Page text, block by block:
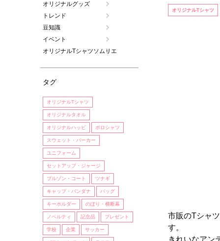
オリジナルグッズ
トレンド
豆知識
イベント
オリジナルTシャツソムリエ
タグ
オリジナルTシャツ
オリジナルタオル
オリジナルハッピ ポロシャツ
スウェット・パーカー
ユニフォーム
セットアップ・ジャージ
ブルゾン・コート ツナギ
キャップ・バンダナ バッグ
キーホルダー のぼり・横断幕
ノベルティ 記念品 プレゼント
学校 企業 サッカー
オリジナルTシャツ
市販のTシャ
す。
きれいなアン